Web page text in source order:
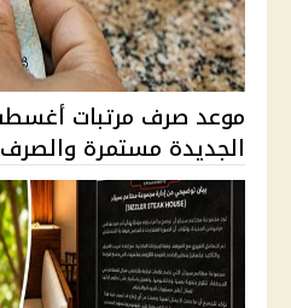
الجديدة مستمرة والصرف يوم 23